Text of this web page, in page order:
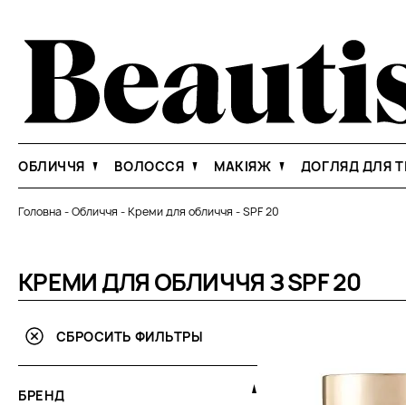
ОБЛИЧЧЯ ВОЛОССЯ МАКІЯЖ ДОГЛЯД ДЛЯ
Головна-Обличчя -Креми для обличчя -SPF 20
КРЕМИ ДЛЯ ОБЛИЧЧЯ З SPF 20
СБРОСИТЬ ФИЛЬТРЫ
БРЕНД